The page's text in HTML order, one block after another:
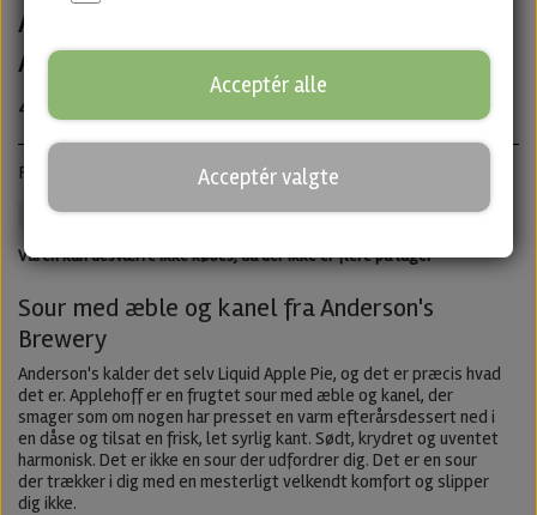
Applehoff - Fruited Sour fra
Anderson's
45,00 kr.
Fruited Sour med æble og kanel · ABV: 5,9% · Dåse: 33 cl.
Andersons Sour Untappd
Varen kan desværre ikke købes, da der ikke er flere på lager
Sour med æble og kanel fra Anderson's
Brewery
Anderson's kalder det selv Liquid Apple Pie, og det er præcis hvad
det er. Applehoff er en frugtet sour med æble og kanel, der
smager som om nogen har presset en varm efterårsdessert ned i
en dåse og tilsat en frisk, let syrlig kant. Sødt, krydret og uventet
harmonisk. Det er ikke en sour der udfordrer dig. Det er en sour
der trækker i dig med en mesterligt velkendt komfort og slipper
dig ikke.
Acceptér alle
Acceptér valgte